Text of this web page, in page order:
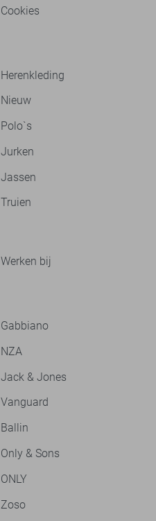
Cookies
Herenkleding
Nieuw
Polo`s
Jurken
Jassen
Truien
Werken bij
Gabbiano
NZA
Jack & Jones
Vanguard
Ballin
Only & Sons
ONLY
Zoso